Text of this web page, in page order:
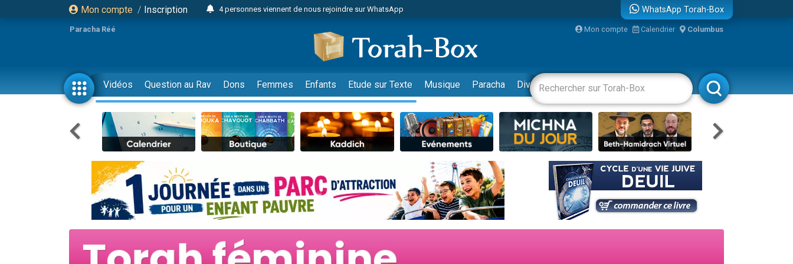
Mon compte / Inscription
4 personnes viennent de nous rejoindre sur WhatsApp
Odaya vient de donner son Maasser
3 personnes viennent de faire un don pour 5 jours de vacances aux Orphelins
3 personnes viennent de faire un don pour Diane, 80 ans, dans un appartement insalubre
13 personnes viennent de demander une bénédiction
2 personnes viennent de nous rejoindre sur WhatsApp
30 personnes viennent de faire un don pour Sauvez la jambe de Yohan
Il reste 49 places pour étudier en groupe sur Zoom
3 personnes viennent de nous rejoindre sur WhatsApp
2 personnes viennent de nous rejoindre sur WhatsApp
3 personnes viennent de nous rejoindre sur WhatsApp
2 nouvelles musiques dans Torah-Box Music
8 personnes viennent de faire un don pour Tsédaka : pauvres d'Israel
WhatsApp Torah-Box
Paracha Réé Mon compte Calendrier Columbus
Vidéos Question au Rav Dons Femmes Enfants Etude sur Texte Musique Paracha Divertissements Livres Rabbanim